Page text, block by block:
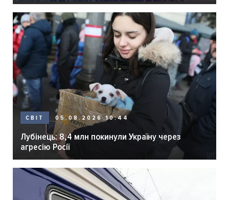
СВІТ 05.08.2026 10:44
Лубінець: 8,4 млн покинули Україну через
агресію Росії